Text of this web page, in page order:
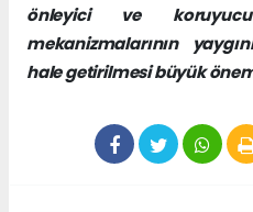
önleyici ve
mekanizmalarının
hale getirilmesi büyük